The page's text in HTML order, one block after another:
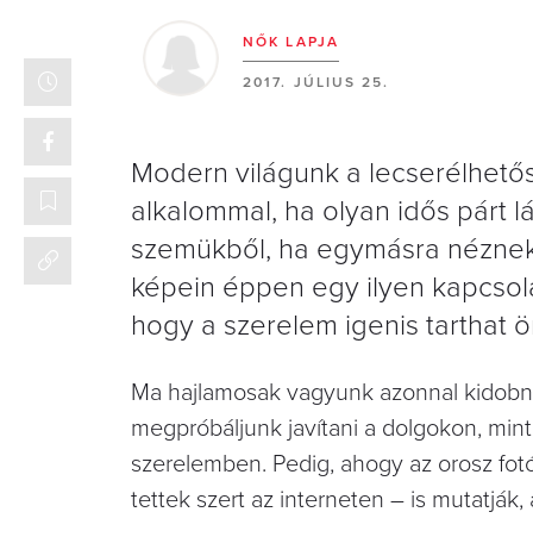
NŐK LAPJA
2017. JÚLIUS 25.
Modern világunk a
alkalommal, ha olyan idős párt
szemükből, ha egymásra
képein éppen egy ilyen
hogy a szerelem igenis tarthat
Ma hajlamosak vagyunk azonnal
megpróbáljunk javítani a dolgokon,
szerelemben. Pedig, ahogy az orosz
tettek szert az interneten – is